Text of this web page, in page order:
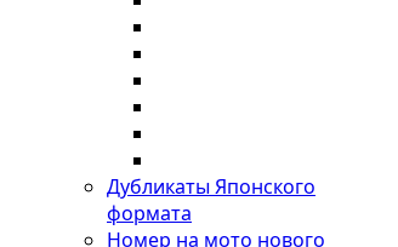
Дубликаты Японского
формата
Номер на мото нового